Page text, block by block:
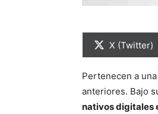
C
a
r
t
i
X (Twitter)
Pertenecen a
anteriores. Bajo
nativos digitales